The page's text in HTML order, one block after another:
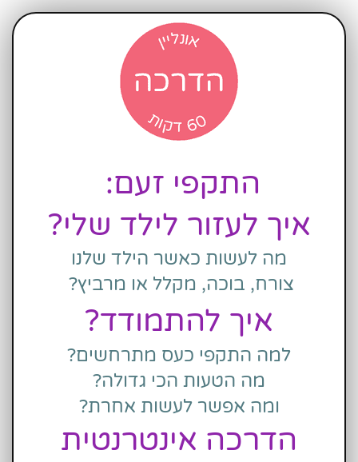
התקפי זעם:
איך לעזור לילד שלי?
מה לעשות כאשר הילד שלנו
צורח, בוכה, מקלל או מרביץ?
איך להתמודד?
למה התקפי כעס מתרחשים?
מה הטעות הכי גדולה?
ומה אפשר לעשות אחרת?
הדרכה אינטרנטית